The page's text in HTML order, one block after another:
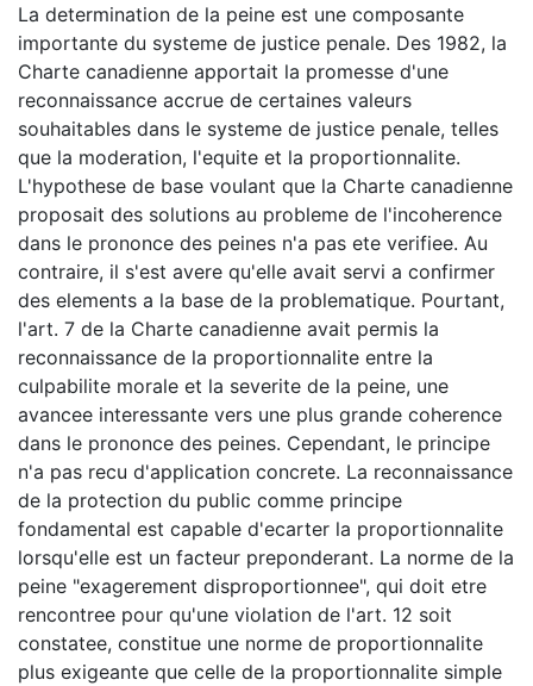
La determination de la peine est une composante
importante du systeme de justice penale. Des 1982, la
Charte canadienne apportait la promesse d'une
reconnaissance accrue de certaines valeurs
souhaitables dans le systeme de justice penale, telles
que la moderation, l'equite et la proportionnalite.
L'hypothese de base voulant que la Charte canadienne
proposait des solutions au probleme de l'incoherence
dans le prononce des peines n'a pas ete verifiee. Au
contraire, il s'est avere qu'elle avait servi a confirmer
des elements a la base de la problematique. Pourtant,
l'art. 7 de la Charte canadienne avait permis la
reconnaissance de la proportionnalite entre la
culpabilite morale et la severite de la peine, une
avancee interessante vers une plus grande coherence
dans le prononce des peines. Cependant, le principe
n'a pas recu d'application concrete. La reconnaissance
de la protection du public comme principe
fondamental est capable d'ecarter la proportionnalite
lorsqu'elle est un facteur preponderant. La norme de la
peine "exagerement disproportionnee", qui doit etre
rencontree pour qu'une violation de l'art. 12 soit
constatee, constitue une norme de proportionnalite
plus exigeante que celle de la proportionnalite simple